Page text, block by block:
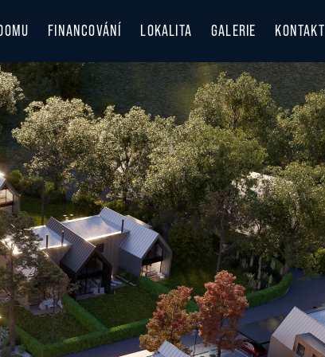
FINANCOVÁNÍ LOKALITA
LOKALITA A DOSTUPNOST
OBJEVUJTE KRÁSNÉ BESKYDY
ZIMA V BESKYDECH
GALERIE KONTAKT